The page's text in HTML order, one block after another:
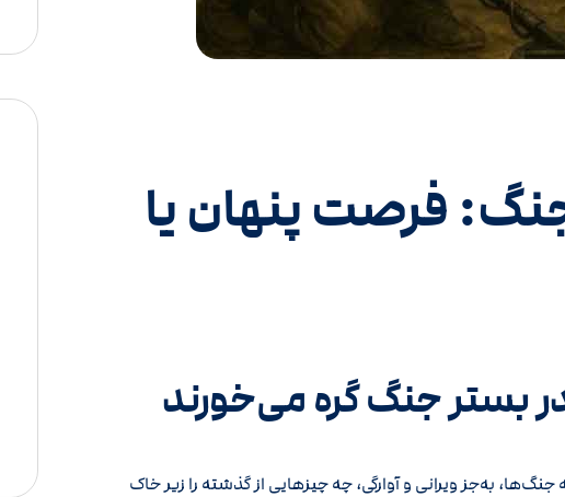
فرصت پنهان یا
بستر جنگ گره می‌خورند
به‌جز ویرانی و آوارگی، چه چیزهایی از گذشته را زیر خاک